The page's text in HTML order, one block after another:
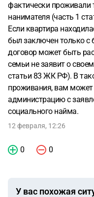
фактически
нанимателя (часть 1
Если квартира
был заключен только с
договор может быть
семьи не заявит о
статьи 83 ЖК РФ). В
проживания, вам может
администрацию с
социального найма.
12 февраля, 12:26
0 0
У вас похожая